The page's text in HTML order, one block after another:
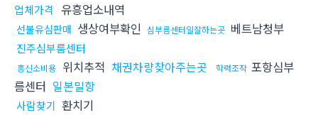
업체가격 유흥업소내역
선불유심판매 생상여부확인 심부름센터일잘하는곳 베트남청부
진주심부름센터
흥신소비용 위치추적 채권차량찾아주는곳 학력조작 포항심부
름센터 일본밀항
사람찾기 환치기